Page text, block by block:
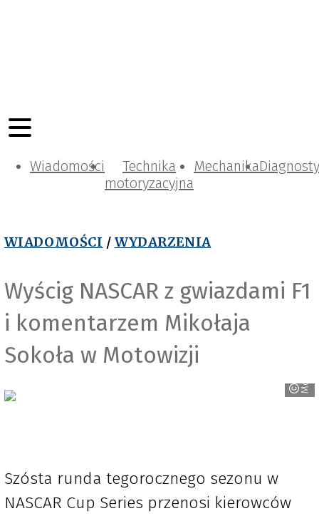
Wiadomości
Technika
motoryzacyjna
Mechanika
WIADOMOŚCI / WYDARZENIA
Wyścig NASCAR z gwiazdami F1
i komentarzem Mikołaja
Sokoła w Motowizji
Motowizja
Szósta runda tegorocznego sezonu w
NASCAR Cup Series przenosi kierowców